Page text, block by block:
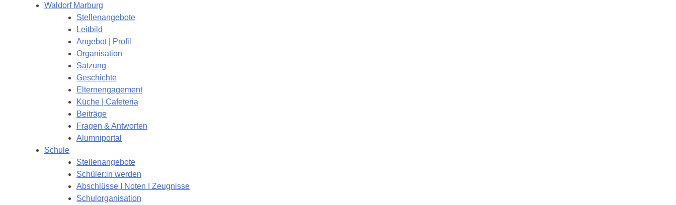
Waldorf Marburg
Stellenangebote
Leitbild
Angebot | Profil
Organisation
Satzung
Geschichte
Elternengagement
Küche | Cafeteria
Beiträge
Fragen & Antworten
Alumniportal
Schule
Stellenangebote
Schüler:in werden
Abschlüsse I Noten I Zeugnisse
Schulorganisation